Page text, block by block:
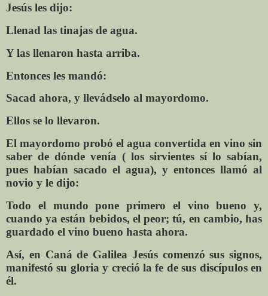
Jesús les dijo:
Llenad las tinajas de agua.
Y las llenaron hasta arriba.
Entonces les mandó:
Sacad ahora, y llevádselo al mayordomo.
Ellos se lo llevaron.
El mayordomo probó el agua convertida en vino sin
saber de dónde venía ( los sirvientes sí lo sabían,
pues habían sacado el agua), y entonces llamó al
novio y le dijo:
Todo el mundo pone primero el vino bueno y,
cuando ya están bebidos, el peor; tú, en cambio, has
guardado el vino bueno hasta ahora.
Así, en Caná de Galilea Jesús comenzó sus signos,
manifestó su gloria y creció la fe de sus discípulos en
él.